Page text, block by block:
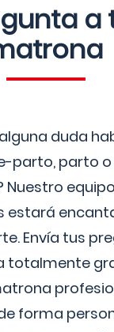
a
duda
parto, parto
Nuestro
estará
Envía tus
totalmente
forma